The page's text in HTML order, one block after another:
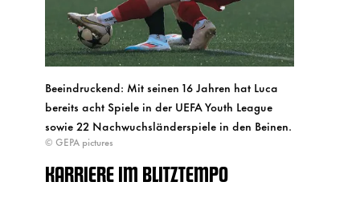
Beeindruckend: Mit seinen 16 Jahren hat Luca
bereits acht Spiele in der UEFA Youth League
sowie 22 Nachwuchsländerspiele in den Beinen.
© GEPA pictures
KARRIERE IM BLITZTEMPO